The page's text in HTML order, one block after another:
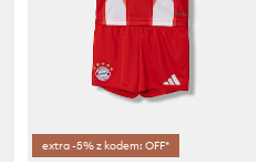
extra -5% z kodem: OFF*